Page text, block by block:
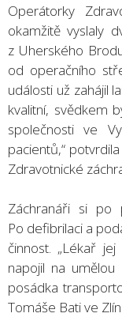
Operátorky
okamžitě vyslaly
z Uherského
od operačního
události už zahájil
kvalitní, svědkem
společnosti ve
pacientů,“
Zdravotnické
Záchranáři si po
Po defibrilaci a
činnost. „Lékař
napojil na
posádka
Tomáše Bati ve